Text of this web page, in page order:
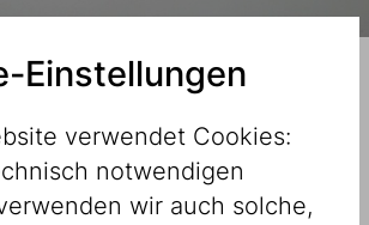
14:00 Uhr
Einstellungen
verwendet Cookies:
notwendigen
wir auch solche,